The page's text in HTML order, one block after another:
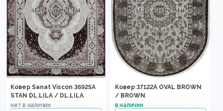
Ковер Sanat Viscon 36925A
STAN DL.LILA / DL.LILA
Ковер 37122A OVAL BROWN
/ BROWN